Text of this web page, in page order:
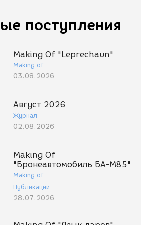
поступления
Making Of "Leprechaun"
Making of
03.08.2026
Август 2026
Журнал
02.08.2026
Making Of
"Бронеавтомобиль БА-М85"
Making of
Публикации
28.07.2026